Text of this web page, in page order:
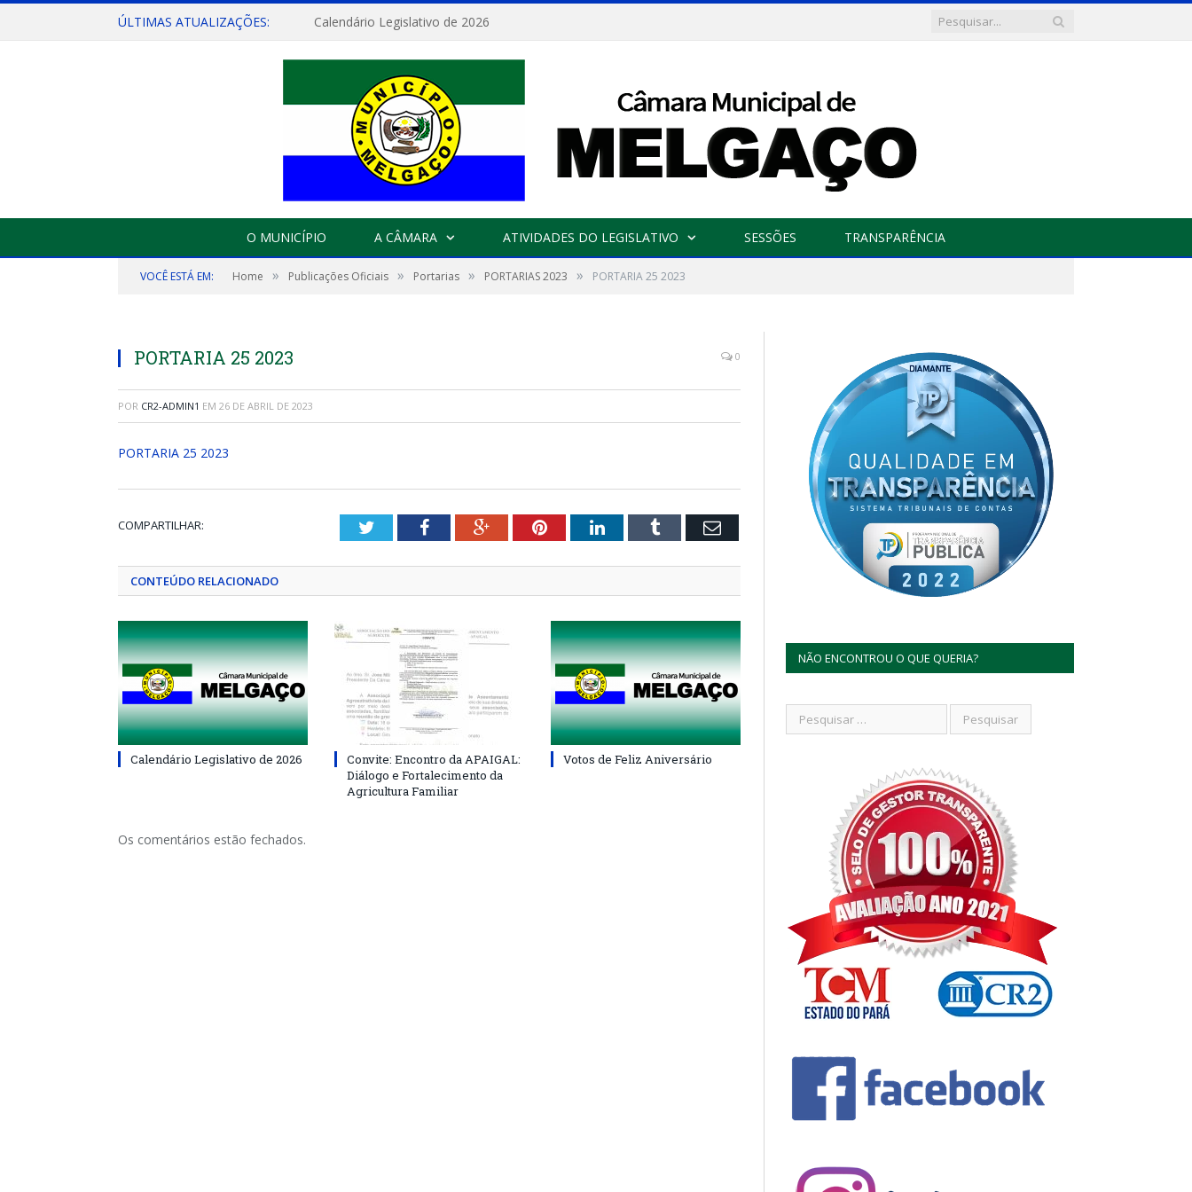
ÚLTIMAS ATUALIZAÇÕES: Calendário Legislativo de 2026
O MUNICÍPIO A CÂMARA ATIVIDADES DO LEGISLATIVO SESSÕES TRANSPARÊNCIA
VOCÊ ESTÁ EM: Home » Publicações Oficiais » Portarias » PORTARIAS 2023 » PORTARIA 25 2023
PORTARIA 25 2023 0
POR CR2-ADMIN1 EM 26 DE ABRIL DE 2023
PORTARIA 25 2023
COMPARTILHAR: TwitterFacebookGoogle+PinterestLinkedInTumblr Email
CONTEÚDO RELACIONADO
Calendário Legislativo de 2026
Convite: Encontro da APAIGAL:
Diálogo e Fortalecimento da
Agricultura Familiar
Votos de Feliz Aniversário
Os comentários estão fechados.
NÃO ENCONTROU O QUE QUERIA?